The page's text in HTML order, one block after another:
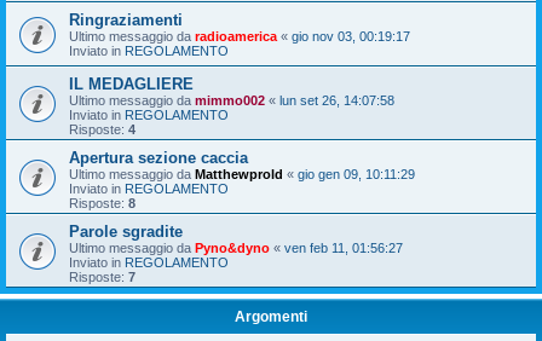
Ringraziamenti
Ultimo messaggio da radioamerica « gio nov 03, 00:19:17
Inviato in REGOLAMENTO
IL MEDAGLIERE
Ultimo messaggio da mimmo002 « lun set 26, 14:07:58
Inviato in REGOLAMENTO
Risposte: 4
Apertura sezione caccia
Ultimo messaggio da Matthewprold « gio gen 09, 10:11:29
Inviato in REGOLAMENTO
Risposte: 8
Parole sgradite
Ultimo messaggio da Pyno&dyno « ven feb 11, 01:56:27
Inviato in REGOLAMENTO
Risposte: 7
Argomenti